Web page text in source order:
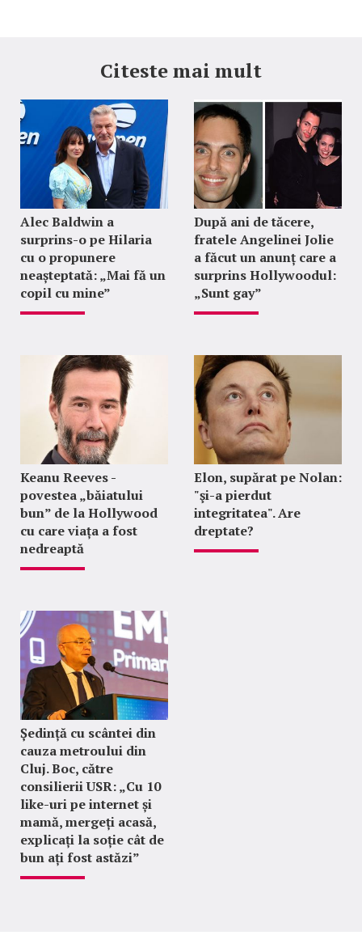
Citeste mai mult
Alec Baldwin a
surprins-o pe Hilaria
cu o propunere
neașteptată: „Mai fă un
copil cu mine”
După ani de tăcere,
fratele Angelinei Jolie
a făcut un anunț care a
surprins Hollywoodul:
„Sunt gay”
Keanu Reeves -
povestea „băiatului
bun” de la Hollywood
cu care viața a fost
nedreaptă
Elon, supărat pe Nolan:
"şi-a pierdut
integritatea". Are
dreptate?
Ședință cu scântei din
cauza metroului din
Cluj. Boc, către
consilierii USR: „Cu 10
like-uri pe internet și
mamă, mergeți acasă,
explicați la soție cât de
bun ați fost astăzi”